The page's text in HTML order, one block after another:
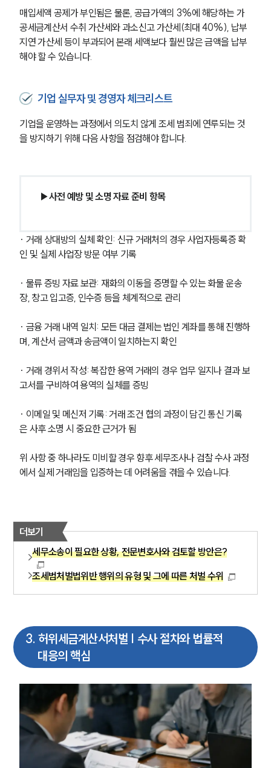
매입세액 공제가 부인됨은 물론, 공급가액의 3%에 해당하는 가
공세금계산서 수취 가산세와 과소신고 가산세(최대 40%), 납부
지연 가산세 등이 부과되어 본래 세액보다 훨씬 많은 금액을 납부
해야 할 수 있습니다.
기업 실무자 및 경영자 체크리스트
기업을 운영하는 과정에서 의도치 않게 조세 범죄에 연루되는 것
을 방지하기 위해 다음 사항을 점검해야 합니다.
▶사전 예방 및 소명 자료 준비 항목
· 거래 상대방의 실체 확인: 신규 거래처의 경우 사업자등록증 확
인 및 실제 사업장 방문 여부 기록
· 물류 증빙 자료 보관: 재화의 이동을 증명할 수 있는 화물 운송
장, 창고 입고증, 인수증 등을 체계적으로 관리
· 금융 거래 내역 일치: 모든 대금 결제는 법인 계좌를 통해 진행하
며, 계산서 금액과 송금액이 일치하는지 확인
· 거래 경위서 작성: 복잡한 용역 거래의 경우 업무 일지나 결과 보
고서를 구비하여 용역의 실체를 증빙
· 이메일 및 메신저 기록: 거래 조건 협의 과정이 담긴 통신 기록
은 사후 소명 시 중요한 근거가 됨
위 사항 중 하나라도 미비할 경우 향후 세무조사나 검찰 수사 과정
에서 실제 거래임을 입증하는 데 어려움을 겪을 수 있습니다.
더보기
세무소송이 필요한 상황, 전문변호사와 검토할 방안은?
조세범처벌법위반 행위의 유형 및 그에 따른 처벌 수위
3. 허위세금계산서처벌 | 수사 절차와 법률적
대응의 핵심